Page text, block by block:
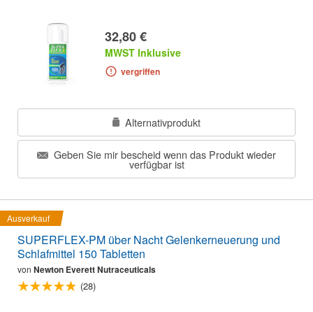
32,80 €
MWST Inklusive
vergriffen
Alternativprodukt
Geben Sie mir bescheid wenn das Produkt wieder
verfügbar ist
Ausverkauf
SUPERFLEX-PM über Nacht Gelenkerneuerung und
Schlafmittel 150 Tabletten
von Newton Everett Nutraceuticals
(28)